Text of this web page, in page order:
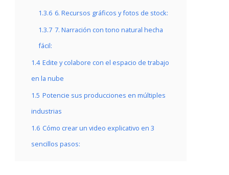
1.3.6 6. Recursos gráficos y fotos de stock:
1.3.7 7. Narración con tono natural hecha
fácil:
1.4 Edite y colabore con el espacio de trabajo
en la nube
1.5 Potencie sus producciones en múltiples
industrias
1.6 Cómo crear un video explicativo en 3
sencillos pasos: